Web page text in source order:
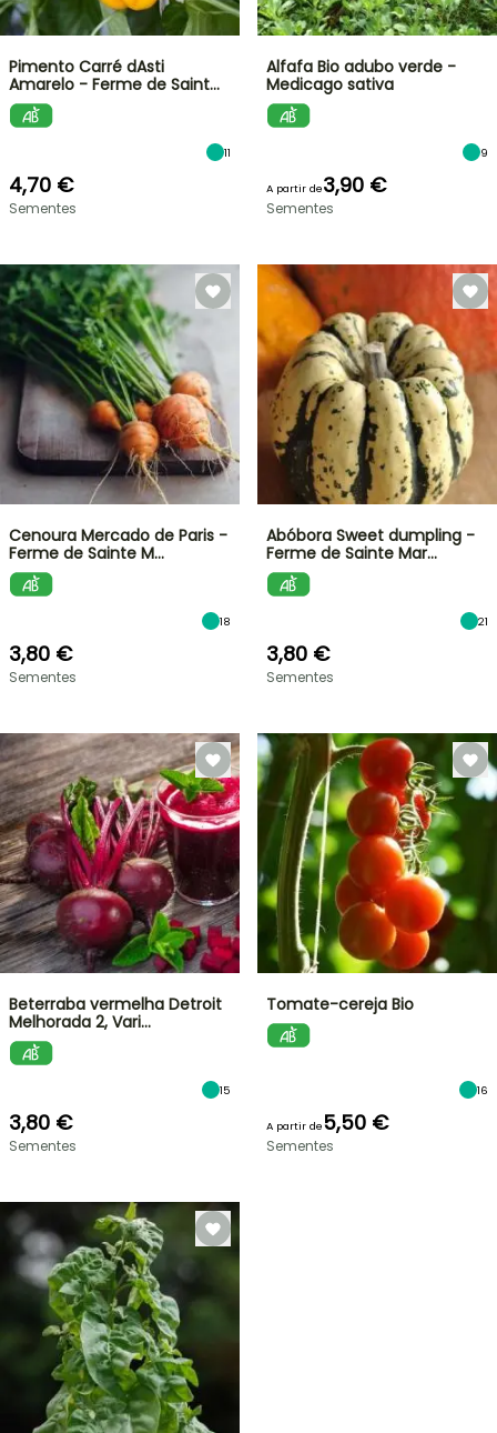
Pimento Carré dAsti
Amarelo - Ferme de Saint…
11
4,70 €
Sementes
Alfafa Bio adubo verde -
Medicago sativa
9
A partir de3,90 €
Sementes
Cenoura Mercado de Paris -
Ferme de Sainte M…
18
3,80 €
Sementes
Abóbora Sweet dumpling -
Ferme de Sainte Mar…
21
3,80 €
Sementes
Beterraba vermelha Detroit
Melhorada 2, Vari…
15
3,80 €
Sementes
Tomate-cereja Bio
16
A partir de5,50 €
Sementes